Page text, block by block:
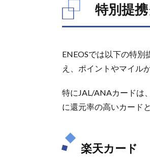
一
携
ク
ジ
ッ
ト
ド
特別提
ENEOSでは以下の特
え、ポイントやマイル
特にJAL/ANAカードは
に還元率の高いカード
楽天カード